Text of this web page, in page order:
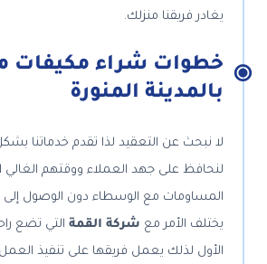
يغادر فريقنا منزلك.
خطوات شراء مكيفات
بالمدينة المنورة
لا نبحث عن التعقيد لذا تقدم خدماتنا
لنحافظ على جهد العملاء ووقتهم
المساومات مع الوسطاء دون الوصول
يختلف الأمر مع شركة القمة التي تضع
الأول لذلك يعمل فريقها على تنفيذ